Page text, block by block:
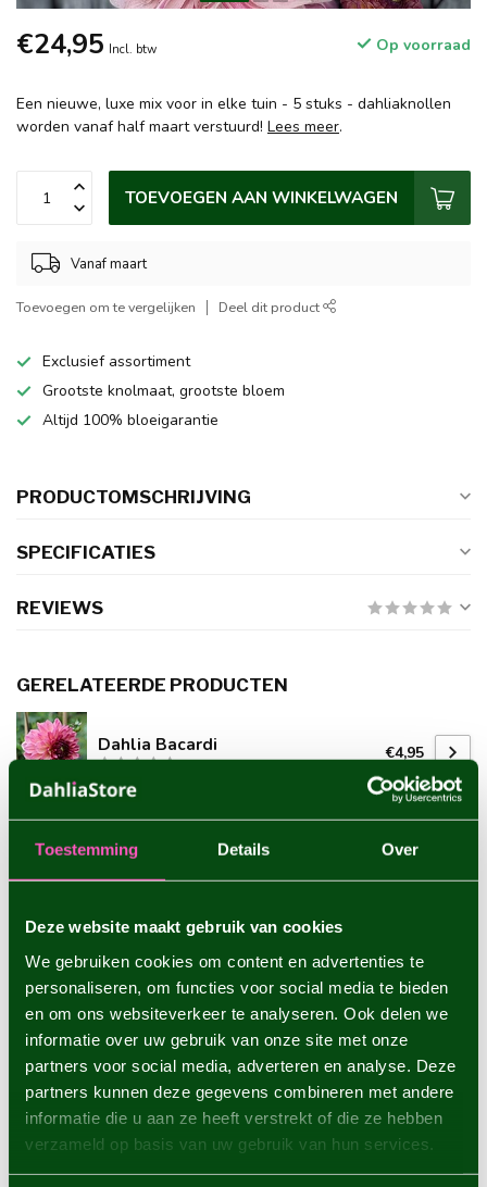
Toestemming Details Over
Deze website maakt gebruik van cookies
We gebruiken cookies om content en advertenties te
personaliseren, om functies voor social media te bieden
en om ons websiteverkeer te analyseren. Ook delen we
informatie over uw gebruik van onze site met onze
partners voor social media, adverteren en analyse. Deze
partners kunnen deze gegevens combineren met andere
informatie die u aan ze heeft verstrekt of die ze hebben
verzameld op basis van uw gebruik van hun services.
€24,95 Incl. btw Op voorraad
Een nieuwe, luxe mix voor in elke tuin - 5 stuks - dahliaknollen
worden vanaf half maart verstuurd! Lees meer.
TOEVOEGEN AAN WINKELWAGEN
Vanaf maart
Toevoegen om te vergelijken Deel dit product
Exclusief assortiment
Grootste knolmaat, grootste bloem
Altijd 100% bloeigarantie
PRODUCTOMSCHRIJVING
SPECIFICATIES
REVIEWS
GERELATEERDE PRODUCTEN
Dahlia Bacardi €4,95
Dahlia Cafe au Lait Royal
Dahlia Burlesca €4,95
RECENT BEKEKEN